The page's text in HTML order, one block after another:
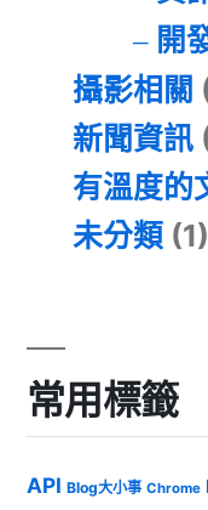
開
攝影相關
新聞資訊
有溫度的
未分類 (1)
常用標籤
API Blog大小事 Chrome